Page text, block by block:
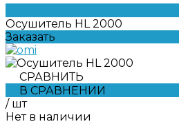
Осушитель HL 2000
Заказать
СРАВНИТЬ
В СРАВНЕНИИ
/ шт
Нет в наличии